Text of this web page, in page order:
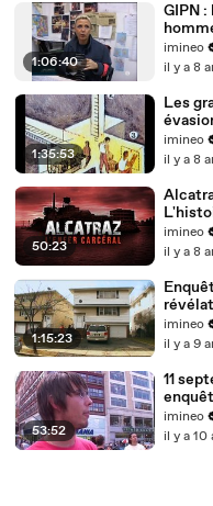
1:06:40
GIPN :
imineo
il y a 8
1:35:53
Les
Guerre
imineo
il y a 8
50:23
enfer
imineo
il y a 8
1:15:23
Les
série
imineo
il y a 9
53:52
11
théorie
imineo
il y a 10